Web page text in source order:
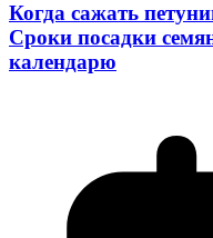
Когда сажать
Сроки посадки
календарю